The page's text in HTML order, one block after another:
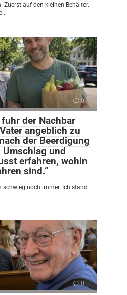
Zuerst auf den kleinen Behälter.
0
der Nachbar
angeblich zu
der Beerdigung
Umschlag und
erfahren, wohin
sind.“
schwieg noch immer. Ich stand
0